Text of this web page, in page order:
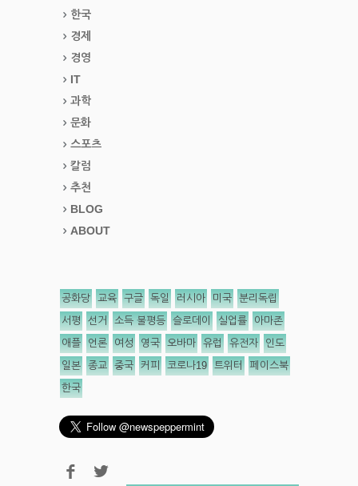
한국
경제
경영
IT
과학
문화
스포츠
칼럼
추천
BLOG
ABOUT
공화당 교육 구글 독일 러시아 미국 분리독립
서평 선거 소득 불평등 슬로데이 실업률 아마존
애플 언론 여성 영국 오바마 유럽 유전자 인도
일본 종교 중국 커피 코로나19 트위터 페이스북
한국